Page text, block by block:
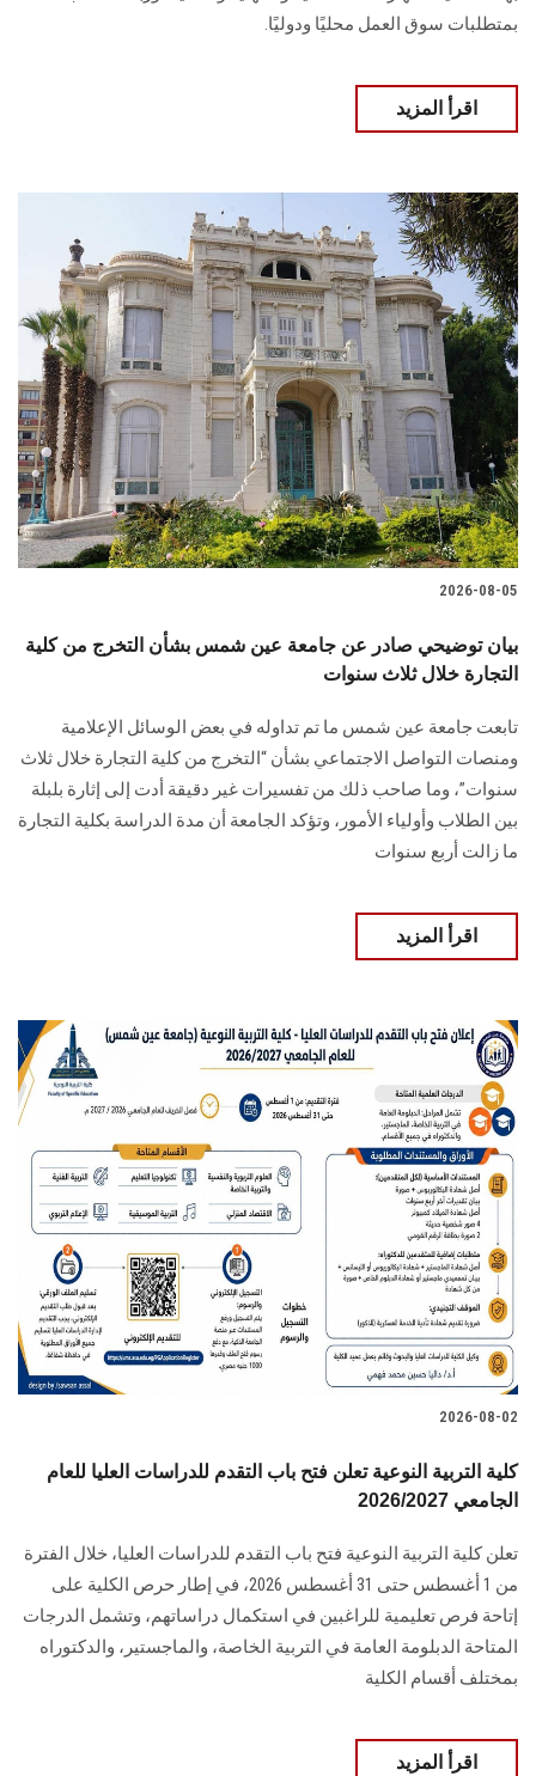
بمتطلبات سوق العمل محليًا ودوليًا.
اقرأ المزيد
2026-08-05
بيان توضيحي صادر عن جامعة عين شمس بشأن التخرج من كلية
التجارة خلال ثلاث سنوات
تابعت جامعة عين شمس ما تم تداوله في بعض الوسائل الإعلامية
ومنصات التواصل الاجتماعي بشأن “التخرج من كلية التجارة خلال ثلاث
سنوات”، وما صاحب ذلك من تفسيرات غير دقيقة أدت إلى إثارة بلبلة
بين الطلاب وأولياء الأمور، وتؤكد الجامعة أن مدة الدراسة بكلية التجارة
ما زالت أربع سنوات
اقرأ المزيد
2026-08-02
كلية التربية النوعية تعلن فتح باب التقدم للدراسات العليا للعام
الجامعي 2026/2027
تعلن كلية التربية النوعية فتح باب التقدم للدراسات العليا، خلال الفترة
من 1 أغسطس حتى 31 أغسطس 2026، في إطار حرص الكلية على
إتاحة فرص تعليمية للراغبين في استكمال دراساتهم، وتشمل الدرجات
المتاحة الدبلومة العامة في التربية الخاصة، والماجستير، والدكتوراه
بمختلف أقسام الكلية
اقرأ المزيد